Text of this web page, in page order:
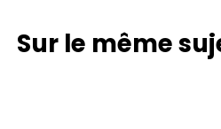
Sur le même